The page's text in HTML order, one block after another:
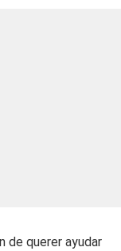
de querer ayudar